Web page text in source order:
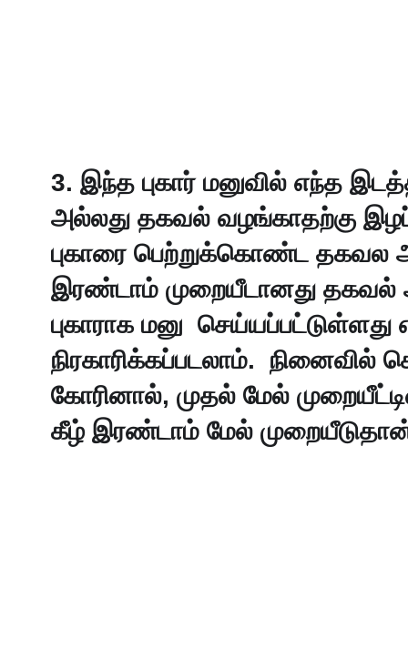
3. இந்த புகார் மனுவில் எந்த
அல்லது தகவல் வழங்காதற்கு
புகாரை பெற்றுக்கொண்ட தகவல
இரண்டாம் முறையீடானது தகவல்
புகாராக மனு
நிரகாரிக்கப்படலாம்.
கோரினால், முதல் மேல்
கீழ் இரண்டாம் மேல்